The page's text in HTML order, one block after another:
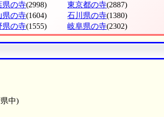
県の寺(2998) 東京都の寺(2887)
県の寺(1604) 石川県の寺(1380)
県の寺(1555) 岐阜県の寺(2302)
中)